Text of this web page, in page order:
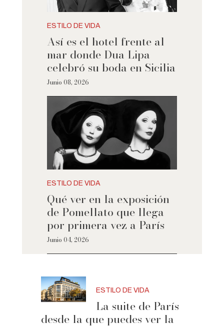
ESTILO DE VIDA
Así es el hotel frente al
mar donde Dua Lipa
celebró su boda en Sicilia
Junio 08, 2026
ESTILO DE VIDA
Qué ver en la exposición
de Pomellato que llega
por primera vez a París
Junio 04, 2026
ESTILO DE VIDA
La suite de París
desde la que puedes ver la